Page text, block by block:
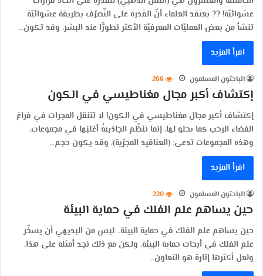
عشوائيّة! ?? يعتقد العلماء أنّ القدرة على التّصرّف بطريقة عشوائيّة
تنشأ من بعض العمليّات المعرفيّة الأكثر تطورًّا عند البشر، وقد تكون…
اقرأ المزيد
الباحثون المسلمون 269
إكتشاف أكبر مجال مغناطيسي في الكون
إكتشاف أكبر مجال مغناطيسي في الكون! لا تتنقل المجرات في فراغ
الفضاء الرحب كما يحلو لها، إنما تنظّم الجاذبيةُ أغلبَها في مجموعات،
وهذه المجموعات تدعى: (العناقيد المجرّية)، وقد يكون حجم…
اقرأ المزيد
الباحثون المسلمون 220
حين يساهم علم الفلك في حماية البيئة
حين يساهم علم الفلك في حماية البيئة.. ليس من البديهي أن يسخّر
علم الفلك في أبحاث حماية البيئة، ولكن مع ذلك نجد أمثلة على هذا،
ولعل أكثرها إثارة هو التعاون…